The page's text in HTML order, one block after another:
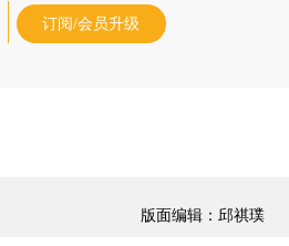
订阅/会员升级
版面编辑：邱祺璞